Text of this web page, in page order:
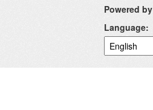
Powered by
Language